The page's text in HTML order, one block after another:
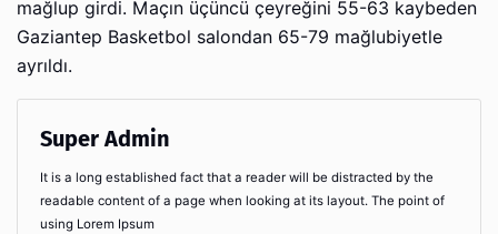
mağlup girdi. Maçın üçüncü çeyreğini 55-63 kaybeden
Gaziantep Basketbol salondan 65-79 mağlubiyetle
ayrıldı.
Super Admin
It is a long established fact that a reader will be distracted by the
readable content of a page when looking at its layout. The point of
using Lorem Ipsum